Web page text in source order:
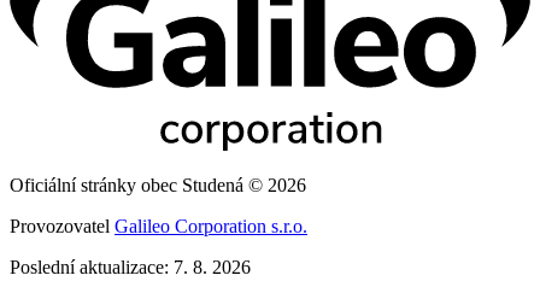
Oficiální stránky obec Studená © 2026
Provozovatel Galileo Corporation s.r.o.
Poslední aktualizace: 7. 8. 2026